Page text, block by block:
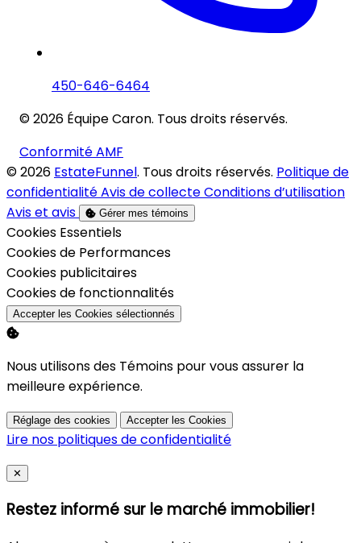
450-646-6464
© 2026 Équipe Caron. Tous droits réservés.
Conformité AMF
© 2026 EstateFunnel. Tous droits réservés. Politique de
confidentialitéAvis de collecteConditions d’utilisation
Avis et avis
Gérer mes témoins
Activer
Cookies Essentiels
Activer
Cookies de Performances
Activer
Cookies publicitaires
Activer
Cookies de fonctionnalités
Accepter les Cookies sélectionnés
Nous utilisons des Témoins pour vous assurer la
meilleure expérience.
Réglage des cookies Accepter les Cookies
Lire nos politiques de confidentialité
Close
✕
Restez informé sur le marché immobilier!